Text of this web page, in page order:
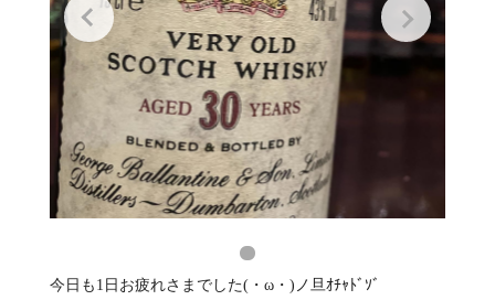
今日も1日お疲れさまでした(・ω・)ノ旦ｵﾁｬﾄﾞｿﾞ